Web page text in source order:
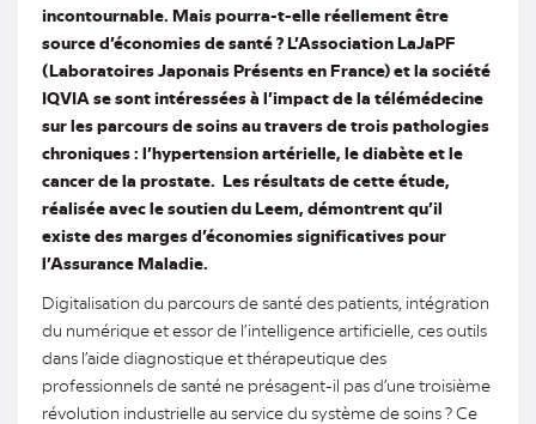
incontournable. Mais pourra-t-elle réellement être
source d’économies de santé ? L’Association LaJaPF
(Laboratoires Japonais Présents en France) et la société
IQVIA se sont intéressées à l’impact de la télémédecine
sur les parcours de soins au travers de trois pathologies
chroniques : l’hypertension artérielle, le diabète et le
cancer de la prostate. Les résultats de cette étude,
réalisée avec le soutien du Leem, démontrent qu’il
existe des marges d’économies significatives pour
l’Assurance Maladie.
Digitalisation du parcours de santé des patients, intégration
du numérique et essor de l’intelligence artificielle, ces outils
dans l’aide diagnostique et thérapeutique des
professionnels de santé ne présagent-il pas d’une troisième
révolution industrielle au service du système de soins ? Ce